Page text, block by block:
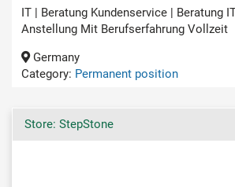
IT | Beratung Kundenservice | Beratung
Anstellung Mit Berufserfahrung Vollzeit
Germany
Category: Permanent position
Store: StepStone